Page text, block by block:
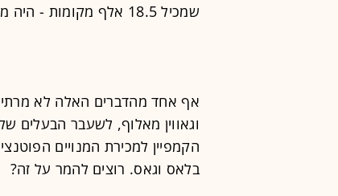
שמכיל 18.5 אלף מקומות - היה מלא רק בתשעה משחקים.
אף אחד מהדברים האלה לא
וגאווין מאלוף, לשעבר הבעלים
בלאס וגאס. רוצים להמר על זה?